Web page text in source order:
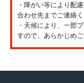
・障がい等により配
合わせ先までご連絡く
・天候により、一部
すので、あらかじめご